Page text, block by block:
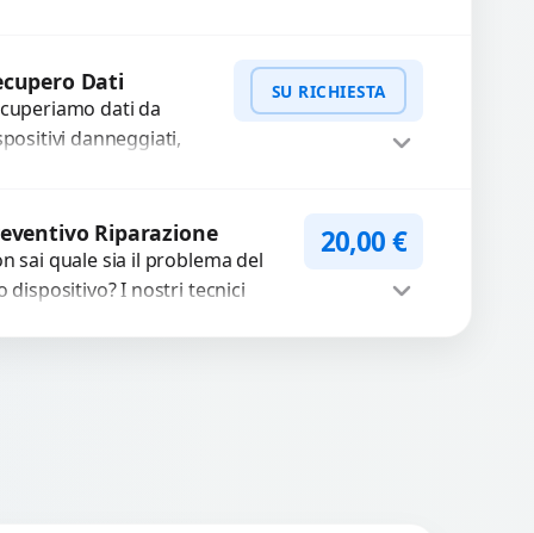
di polvere o pasta
usurata?...
WhatsApp
Dati
dati da
danneggiati,
avanzati per
file importanti
di...
SU RICHIESTA
PreventivoRiparazione
sai quale sia il problema del
dispositivo? I nostri tecnici
20,00€